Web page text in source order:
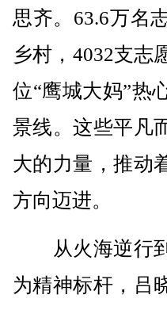
思齐。63.6万名
乡村，4032支志
位“鹰城大妈”热
景线。这些平凡
大的力量，推动
方向迈进。
从火海逆行到
为精神标杆，吕